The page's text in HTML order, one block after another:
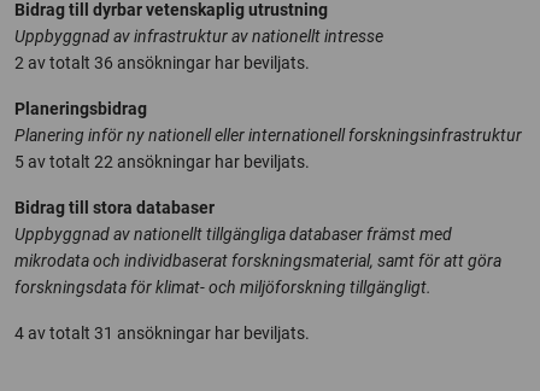
Bidrag till dyrbar vetenskaplig utrustning
Uppbyggnad av infrastruktur av nationellt intresse
2 av totalt 36 ansökningar har beviljats.
Planeringsbidrag
Planering inför ny nationell eller internationell forskningsinfrastruktur
5 av totalt 22 ansökningar har beviljats.
Bidrag till stora databaser
Uppbyggnad av nationellt tillgängliga databaser främst med
mikrodata och individbaserat forskningsmaterial, samt för att göra
forskningsdata för klimat- och miljöforskning tillgängligt.
4 av totalt 31 ansökningar har beviljats.